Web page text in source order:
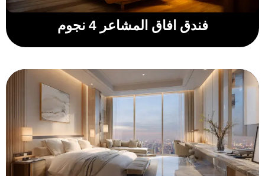
فندق افاق المشاعر 4 نجوم